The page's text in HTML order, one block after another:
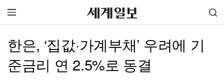
한은, ‘집값·가계부채’ 우려에 기
준금리 연 2.5%로 동결